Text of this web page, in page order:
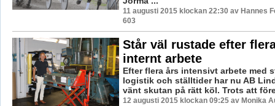
11 augusti 2015 klockan 22:30 av Hannes
603
Står väl rustade efter
internt arbete
Efter flera års intensivt arbete med
logistik och ställtider har nu AB
vänt skutan på rätt köl. Trots att
12 augusti 2015 klockan 09:25 av Monika